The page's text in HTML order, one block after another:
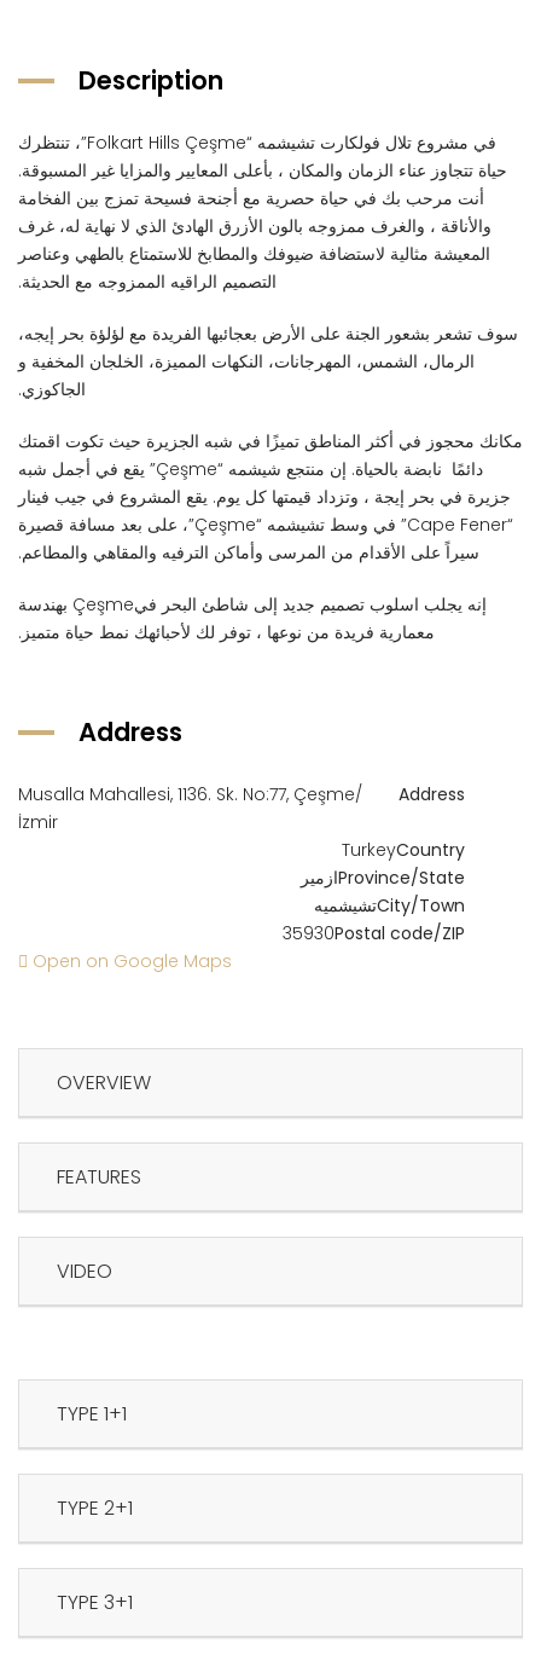
Description
في مشروع تلال فولكارت تشيشمه “Folkart Hills Çeşme”، تنتظرك
حياة تتجاوز عناء الزمان والمكان ، بأعلى المعايير والمزايا غير المسبوقة.
أنت مرحب بك في حياة حصرية مع أجنحة فسيحة تمزج بين الفخامة
والأناقة ، والغرف ممزوجه بالون الأزرق الهادئ الذي لا نهاية له، غرف
المعيشة مثالية لاستضافة ضيوفك والمطابخ للاستمتاع بالطهي وعناصر
التصميم الراقيه الممزوجه مع الحديثة.
سوف تشعر بشعور الجنة على الأرض بعجائبها الفريدة مع لؤلؤة بحر إيجه،
الرمال، الشمس، المهرجانات، النكهات المميزة، الخلجان المخفية و
الجاكوزي.
مكانك محجوز في أكثر المناطق تميزًا في شبه الجزيرة حيث تكوت اقمتك
دائمًا نابضة بالحياة. إن منتجع شيشمه “Çeşme” يقع في أجمل شبه
جزيرة في بحر إيجة ، وتزداد قيمتها كل يوم. يقع المشروع في جيب فينار
“Cape Fener” في وسط تشيشمه “Çeşme”، على بعد مسافة قصيرة
سيراً على الأقدام من المرسى وأماكن الترفيه والمقاهي والمطاعم.
إنه يجلب اسلوب تصميم جديد إلى شاطئ البحر فيÇeşme بهندسة
معمارية فريدة من نوعها ، توفر لك لأحبائهك نمط حياة متميز.
Address
Address
Musalla Mahallesi, 1136. Sk. No:77, Çeşme/
İzmir
Country
Turkey
Province/Stateازمير
City/Townتشيشميه
Postal code/ZIP
35930
Open on Google Maps
OVERVIEW
FEATURES
VIDEO
1+1 TYPE
2+1 TYPE
3+1 TYPE